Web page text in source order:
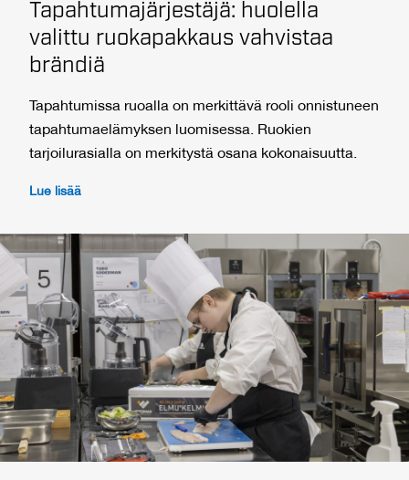
Tapahtumajärjestäjä: huolella
valittu ruokapakkaus vahvistaa
brändiä
Tapahtumissa ruoalla on merkittävä rooli onnistuneen
tapahtumaelämyksen luomisessa. Ruokien
tarjoilurasialla on merkitystä osana kokonaisuutta.
Lue lisää